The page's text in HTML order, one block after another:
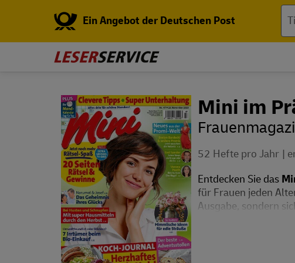
Ein Angebot der Deutschen Post
Mini im
52 Hefte pro Jahr
Entdecken Sie das
für Frauen jeden
Ausgabe, sondern